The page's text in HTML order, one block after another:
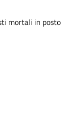
mortali in posto